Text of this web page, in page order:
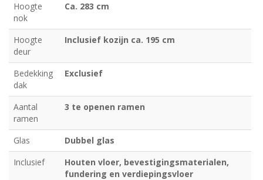
Hoogte
nok
Ca. 283 cm
Hoogte
deur
Inclusief kozijn ca. 195 cm
Bedekking
dak
Exclusief
Aantal
ramen
3 te openen ramen
Glas
Dubbel glas
Inclusief
Houten vloer, bevestigingsmaterialen,
fundering en verdiepingsvloer